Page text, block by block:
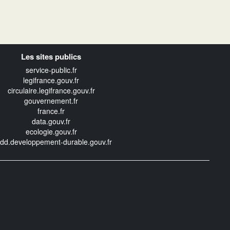
Les sites publics
service-public.fr
legifrance.gouv.fr
circulaire.legifrance.gouv.fr
gouvernement.fr
france.fr
data.gouv.fr
ecologie.gouv.fr
durable.gouv.fr